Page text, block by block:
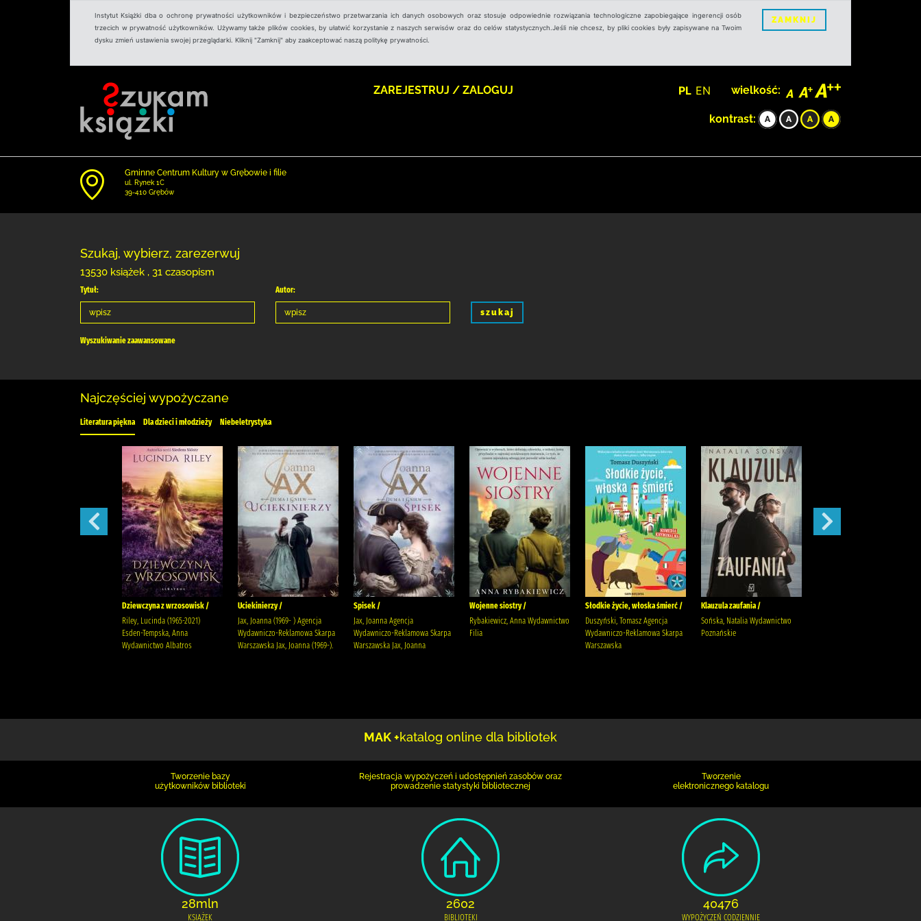
Instytut Książki dba o ochronę prywatności użytkowników i bezpieczeństwo przetwarzania ich danych osobowych oraz stosuje odpowiednie rozwiązania technologiczne zapobiegające ingerencji osób
trzecich w prywatność użytkowników. Używamy także plików cookies, by ułatwić korzystanie z naszych serwisów oraz do celów statystycznych.Jeśli nie chcesz, by pliki cookies były zapisywane na Twoim
dysku zmień ustawienia swojej przeglądarki. Kliknij "Zamknij" aby zaakceptować naszą politykę prywatności.
ZAMKNIJ
ZAREJESTRUJ / ZALOGUJ PL EN wielkość:
kontrast:
Gminne Centrum Kultury w Grębowie i filie
ul. Rynek 1C
39-410 Grębów
Szukaj, wybierz, zarezerwuj
13530 książek , 31 czasopism
Tytuł: Autor:
szukaj
Wyszukiwanie zaawansowane
Najczęściej wypożyczane
Literatura piękna Dla dzieci i młodzieży Niebeletrystyka
Dziewczyna z wrzosowisk /
Riley, Lucinda (1965-2021)
Esden-Tempska, Anna
Wydawnictwo Albatros
Uciekinierzy /
Jax, Joanna (1969- ) Agencja
Wydawniczo-Reklamowa Skarpa
Warszawska Jax, Joanna (1969-).
Spisek /
Jax, Joanna Agencja
Wydawniczo-Reklamowa Skarpa
Warszawska Jax, Joanna
Wojenne siostry /
Rybakiewicz, Anna Wydawnictwo
Filia
Słodkie życie, włoska śmierć /
Duszyński, Tomasz Agencja
Wydawniczo-Reklamowa Skarpa
Warszawska
Klauzula zaufania /
Sońska, Natalia Wydawnictwo
Poznańskie
MAK +katalog online dla bibliotek
Tworzenie bazy
użytkowników biblioteki
Rejestracja wypożyczeń i udostępnień zasobów oraz
prowadzenie statystyki bibliotecznej
Tworzenie
elektronicznego katalogu
28mln
KSIĄŻEK
2602
BIBLIOTEKI
40476
WYPOŻYCZEŃ CODZIENNIE